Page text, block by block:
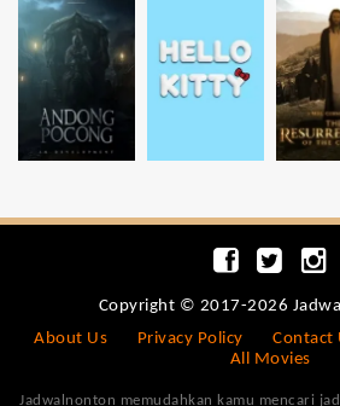
Copyright © 2017-2026
About Us
Privacy Policy Contact
All Movies
Jadwalnonton memudahkan kamu mencari